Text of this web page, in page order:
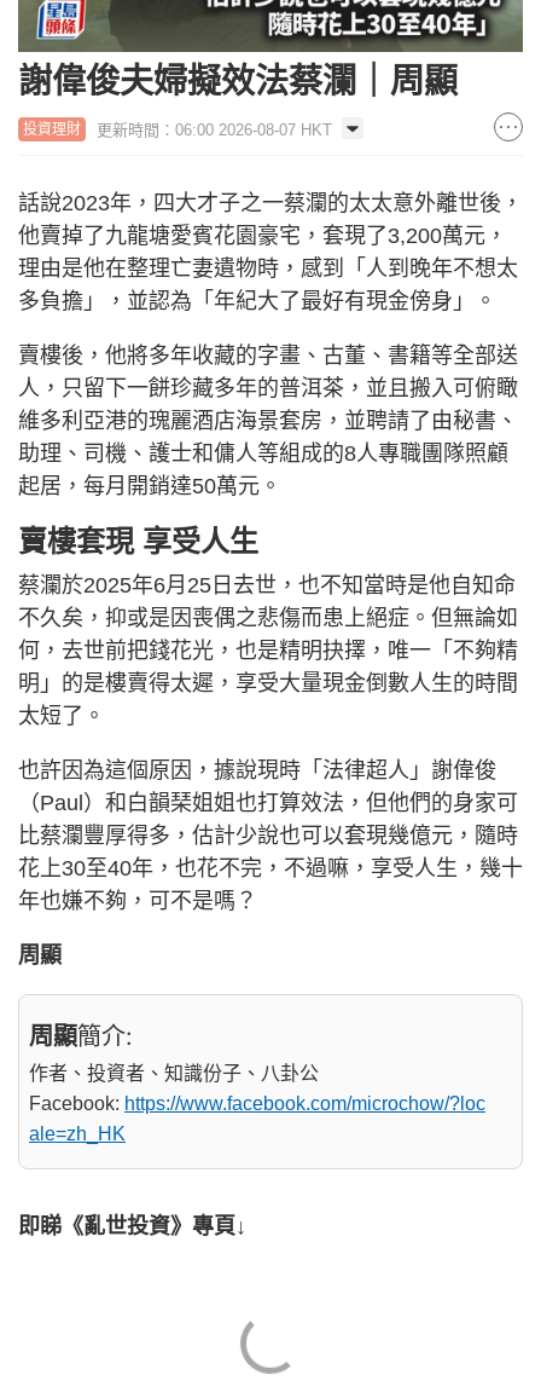
謝偉俊夫婦擬效法蔡瀾｜周顯
投資理財 更新時間：06:00 2026-08-07 HKT
話說2023年，四大才子之一蔡瀾的太太意外離世後，
他賣掉了九龍塘愛賓花園豪宅，套現了3,200萬元，
理由是他在整理亡妻遺物時，感到「人到晚年不想太
多負擔」，並認為「年紀大了最好有現金傍身」。
賣樓後，他將多年收藏的字畫、古董、書籍等全部送
人，只留下一餅珍藏多年的普洱茶，並且搬入可俯瞰
維多利亞港的瑰麗酒店海景套房，並聘請了由秘書、
助理、司機、護士和傭人等組成的8人專職團隊照顧
起居，每月開銷達50萬元。
賣樓套現 享受人生
蔡瀾於2025年6月25日去世，也不知當時是他自知命
不久矣，抑或是因喪偶之悲傷而患上絕症。但無論如
何，去世前把錢花光，也是精明抉擇，唯一「不夠精
明」的是樓賣得太遲，享受大量現金倒數人生的時間
太短了。
也許因為這個原因，據說現時「法律超人」謝偉俊
（Paul）和白韻琹姐姐也打算效法，但他們的身家可
比蔡瀾豐厚得多，估計少說也可以套現幾億元，隨時
花上30至40年，也花不完，不過嘛，享受人生，幾十
年也嫌不夠，可不是嗎？
周顯
周顯簡介:
作者、投資者、知識份子、八卦公
Facebook: https://www.facebook.com/microchow/?loc
ale=zh_HK
即睇《亂世投資》專頁↓